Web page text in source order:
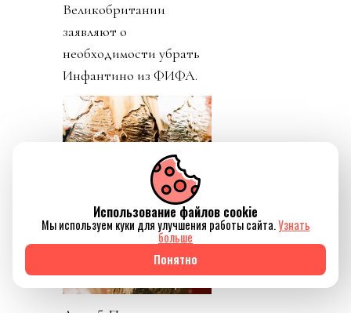
Великобритании
заявляют о
необходимости убрать
Инфантино из ФИФА.
Использование файлов cookie
Мы используем куки для улучшения работы сайта.Узнать
больше
Понятно